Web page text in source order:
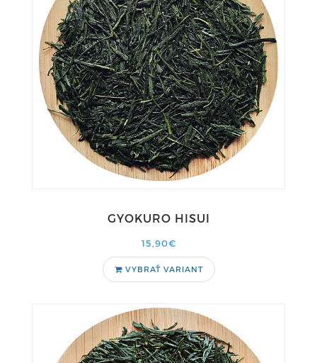
GYOKURO HISUI
15,90€
VYBRAŤ VARIANT